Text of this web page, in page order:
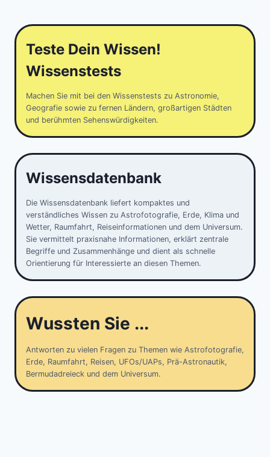
Teste Dein Wissen!
Wissenstests
Machen Sie mit bei den Wissenstests zu Astronomie,
Geografie sowie zu fernen Ländern, großartigen Städten
und berühmten Sehenswürdigkeiten.
Wissensdatenbank
Die Wissensdatenbank liefert kompaktes und
verständliches Wissen zu Astrofotografie, Erde, Klima und
Wetter, Raumfahrt, Reiseinformationen und dem Universum.
Sie vermittelt praxisnahe Informationen, erklärt zentrale
Begriffe und Zusammenhänge und dient als schnelle
Orientierung für Interessierte an diesen Themen.
Wussten Sie ...
Antworten zu vielen Fragen zu Themen wie Astrofotografie,
Erde, Raumfahrt, Reisen, UFOs/UAPs, Prä-Astronautik,
Bermudadreieck und dem Universum.